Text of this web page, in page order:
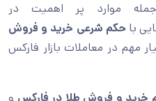
موارد پر اهمیت در
باحکم شرعی خرید و فروش
مهم در معاملات بازار فارکس